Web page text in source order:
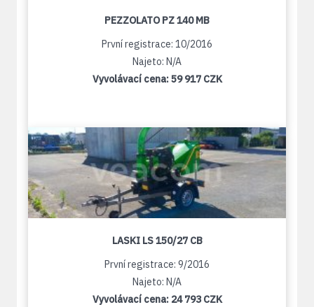
PEZZOLATO PZ 140 MB
První registrace: 10/2016
Najeto: N/A
Vyvolávací cena:59 917 CZK
LASKI LS 150/27 CB
První registrace: 9/2016
Najeto: N/A
Vyvolávací cena: 24 793 CZK